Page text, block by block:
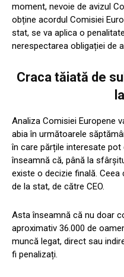
moment, nevoie de avizul
obține acordul Comisiei
stat, se va aplica o
nerespectarea obligației de
Craca tăiată de
Analiza Comisiei Europene
abia în următoarele
în care părțile interesate
înseamnă că, până la
existe o decizie finală. Ceea
de la stat, de către CEO.
Asta înseamnă că nu doar
aproximativ 36.000 de
muncă legat, direct sau
fi penalizați.